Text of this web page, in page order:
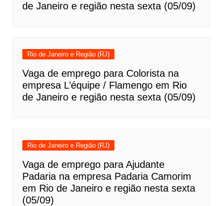
de Janeiro e região nesta sexta (05/09)
Rio de Janeiro e Região (RJ)
Vaga de emprego para Colorista na
empresa L’équipe / Flamengo em Rio
de Janeiro e região nesta sexta (05/09)
Rio de Janeiro e Região (RJ)
Vaga de emprego para Ajudante
Padaria na empresa Padaria Camorim
em Rio de Janeiro e região nesta sexta
(05/09)